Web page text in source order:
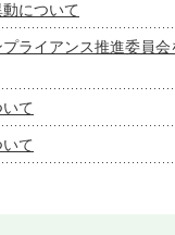
について
ライアンス推進委員会
て
て